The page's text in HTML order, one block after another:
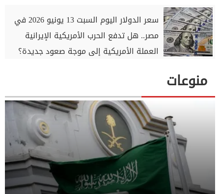
سعر الدولار اليوم السبت 13 يونيو 2026 في
مصر.. هل تدفع الحرب الأمريكية الإيرانية
العملة الأمريكية إلى موجة صعود جديدة؟
منوعات